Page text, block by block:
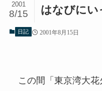
はなびにい
2001
8/15
日記 2001年8月15日
この間「東京湾大花